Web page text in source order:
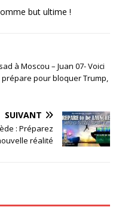
but ultime !
à Moscou – Juan 07- Voici
prépare pour bloquer Trump,
SUIVANT
: Préparez
réalité